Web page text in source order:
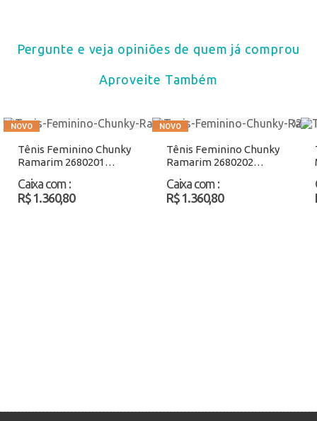
Pergunte e veja opiniões de quem já comprou
Aproveite Também
Tênis Feminino Chunky
Ramarim 2680201
Caixa com :
R$ 1.360,80
Tênis Feminino Chunky
Ramarim 2680202
Caixa com :
R$ 1.360,80